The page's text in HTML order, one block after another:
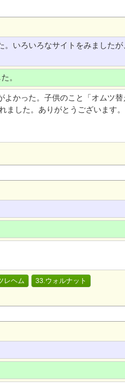
いろいろなサイトをみましたが
。
よかった。子供のこと「オムツ
ました。ありがとうございます。
レヘム
33.ウォルナット